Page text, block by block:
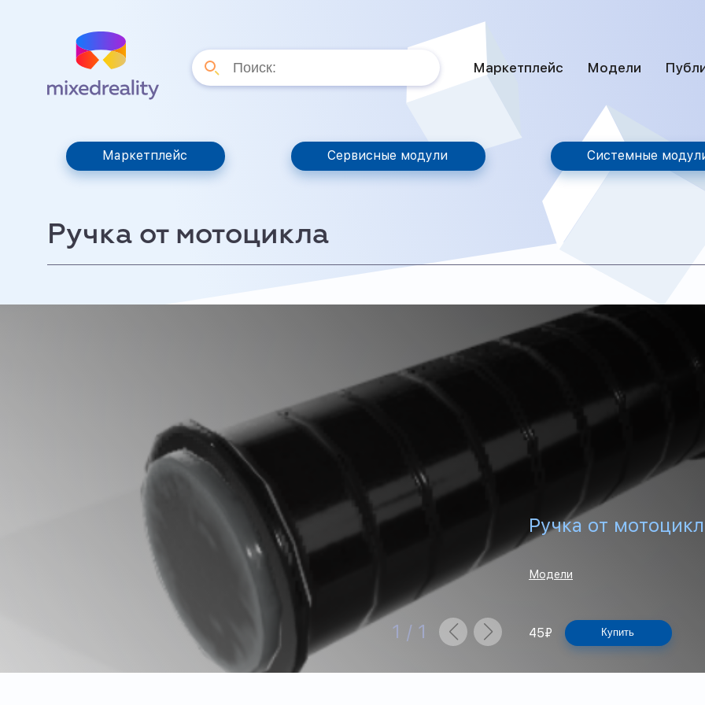
Маркетплейс Модели
Маркетплейс Сервисные модули Системные
Ручка от мотоцикла
1 / 1
Ручка от
Модели
45₽ Купить